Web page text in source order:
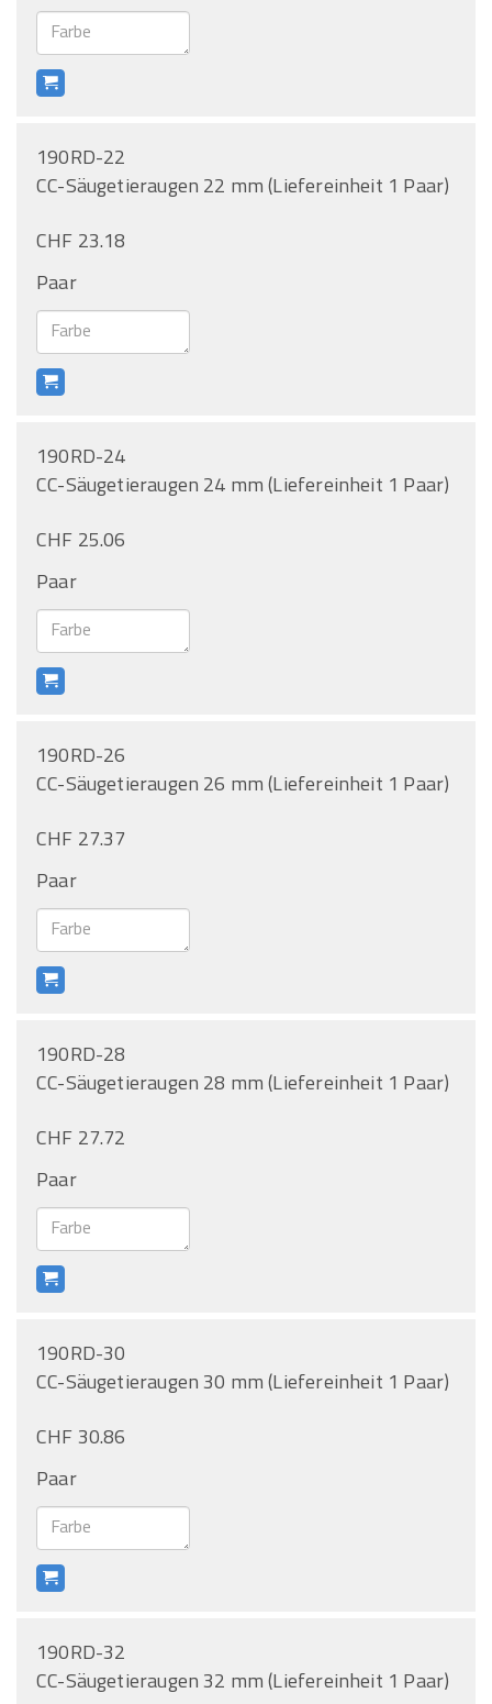
190RD-22
CC-Säugetieraugen 22 mm (Liefereinheit 1 Paar)
CHF 23.18
Paar
190RD-24
CC-Säugetieraugen 24 mm (Liefereinheit 1 Paar)
CHF 25.06
Paar
190RD-26
CC-Säugetieraugen 26 mm (Liefereinheit 1 Paar)
CHF 27.37
Paar
190RD-28
CC-Säugetieraugen 28 mm (Liefereinheit 1 Paar)
CHF 27.72
Paar
190RD-30
CC-Säugetieraugen 30 mm (Liefereinheit 1 Paar)
CHF 30.86
Paar
190RD-32
CC-Säugetieraugen 32 mm (Liefereinheit 1 Paar)